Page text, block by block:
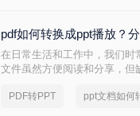
pdf如何转换成ppt播放？
在日常生活和工作中，我们
文件虽然方便阅读和分享，但
实用的转换方法，帮助您轻
PDF转PPT